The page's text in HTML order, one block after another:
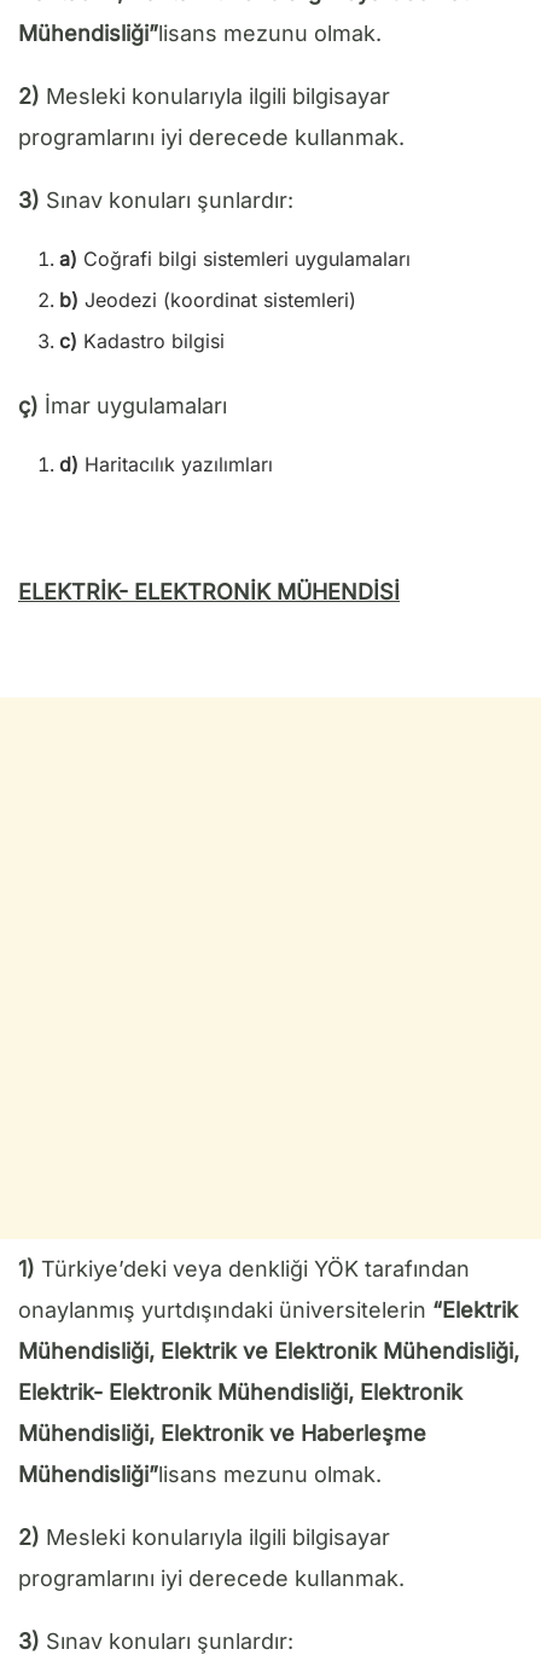
Mühendisliği”lisans mezunu olmak.
2) Mesleki konularıyla ilgili bilgisayar
programlarını iyi derecede kullanmak.
3) Sınav konuları şunlardır:
a) Coğrafi bilgi sistemleri uygulamaları
b) Jeodezi (koordinat sistemleri)
c) Kadastro bilgisi
ç) İmar uygulamaları
d) Haritacılık yazılımları
ELEKTRİK- ELEKTRONİK MÜHENDİSİ
1) Türkiye’deki veya denkliği YÖK tarafından
onaylanmış yurtdışındaki üniversitelerin “Elektrik
Mühendisliği, Elektrik ve Elektronik Mühendisliği,
Elektrik- Elektronik Mühendisliği, Elektronik
Mühendisliği, Elektronik ve Haberleşme
Mühendisliği”lisans mezunu olmak.
2) Mesleki konularıyla ilgili bilgisayar
programlarını iyi derecede kullanmak.
3) Sınav konuları şunlardır: